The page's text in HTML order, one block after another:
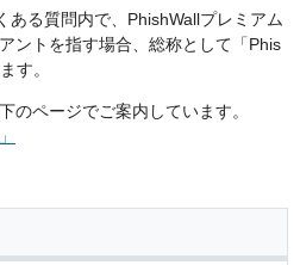
ある質問内で、PhishWallプレミアム
ントを指す場合、総称として「Phis
す。
のページでご案内しています。